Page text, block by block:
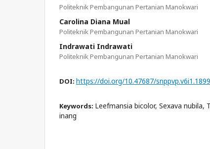
Politeknik Pembangunan Pertanian Manokwari
Carolina Diana Mual
Politeknik Pembangunan Pertanian Manokwari
Indrawati Indrawati
Politeknik Pembangunan Pertanian Manokwari
DOI: https://doi.org/10.47687/snppvp.v6i1.1899
Keywords: Leefmansia bicolor, Sexava nubila,
inang